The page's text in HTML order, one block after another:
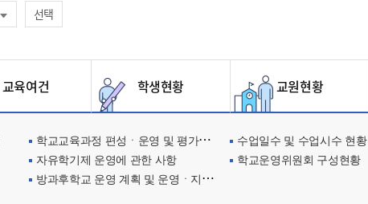
선택
교육여건 학생현황 교원현황
학교교육과정 편성ㆍ운영 및 평가에 관한 사항 수업일수 및 수업시수 현황
자유학기제 운영에 관한 사항 학교운영위원회 구성현황
방과후학교 운영 계획 및 운영ㆍ지원현황